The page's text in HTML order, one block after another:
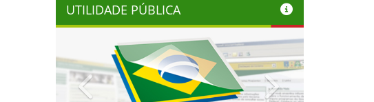
UTILIDADE PÚBLICA
Previous Next